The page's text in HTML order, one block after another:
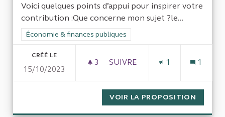
Voici quelques points d’appui pour inspirer votre
contribution :Que concerne mon sujet ?le...
Filtrer les résultats de la catégorie : Économie & finances
Économie & finances publiques
CRÉÉ LE
15/10/2023
3 3 ABONNÉS
SUIVRE
1 1
VOIR LA PROPOSITION